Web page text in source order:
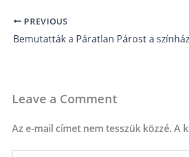
PREVIOUS
Bemutatták a Páratlan Párost a
Leave a Comment
Az e-mail címet nem tesszük közzé.A